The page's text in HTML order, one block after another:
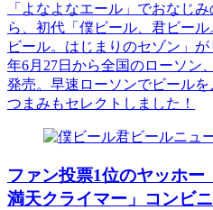
「よなよなエール」でおなじ
ら、初代「僕ビール、君ビー
ビール。はじまりのセゾン」
年6月27日から全国のローソン
発売。早速ローソンでビール
つまみもセレクトしました！
ニュ
ファン投票1位のヤッホー
満天クライマー」コンビ